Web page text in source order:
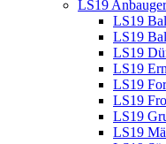
LS19
LS19
LS19
LS19
LS19
LS19
LS19
LS19
LS19